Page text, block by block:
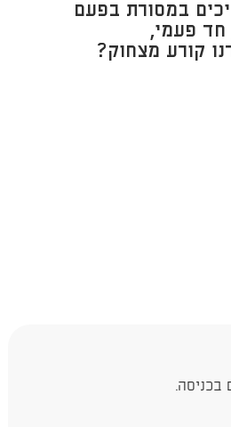
במסורת בפעם
חד פעמי,
קורע מצחוק?
בכניסה.